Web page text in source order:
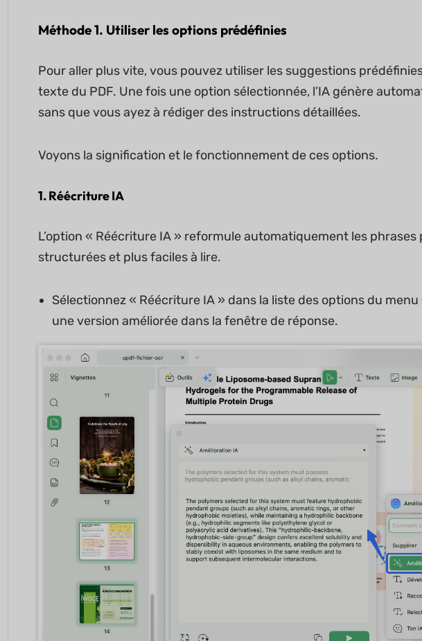
Méthode 1. Utiliser les options prédéfinies
Pour aller plus vite, vous pouvez utiliser les suggestions
texte du PDF. Une fois une option sélectionnée, l’IA génère
sans que vous ayez à rédiger des instructions détaillées.
Voyons la signification et le fonctionnement de ces options.
1. Réécriture IA
L’option « Réécriture IA » reformule automatiquement les
structurées et plus faciles à lire.
Sélectionnez « Réécriture IA » dans la liste des options du
une version améliorée dans la fenêtre de réponse.